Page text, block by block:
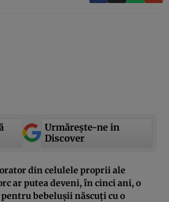
Urmărește-ne in
Discover
din celulele proprii ale
ar putea deveni, în cinci ani, o
bebelușii născuți cu o